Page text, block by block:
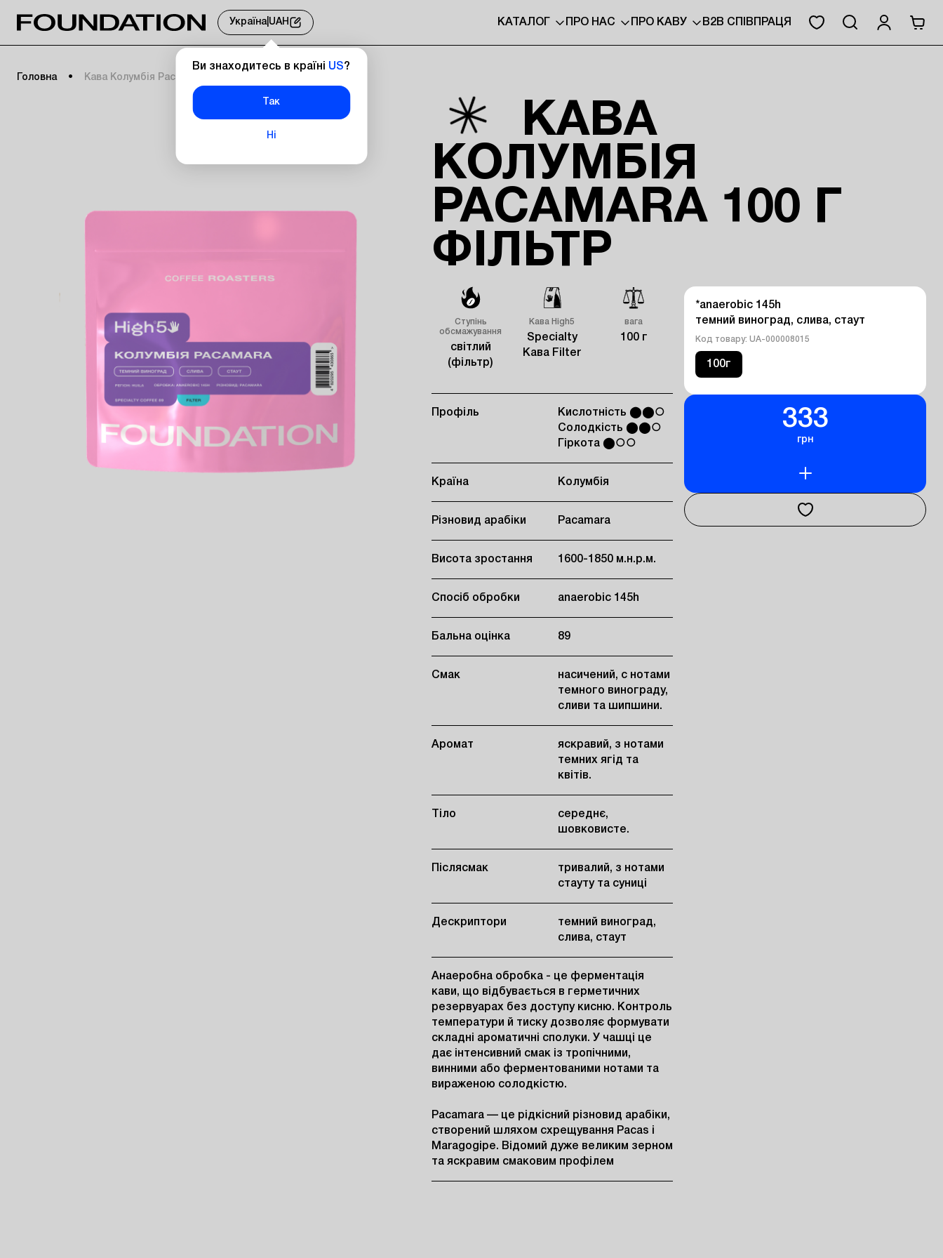
Україна| UAH
Ви знаходитесь в країні US?
Так
Ні
КАТАЛОГ ПРО НАС ПРО КАВУ B2B СПІВПРАЦЯ
Головна Кава Колумбія Pacamara 100 г фільтр
КАВА
КОЛУМБІЯ
PACAMARA 100 Г
ФІЛЬТР
*anaerobic 145h
темний виноград, слива, стаут
Код товару: UA-000008015
100г
333
грн
Ступінь
обсмажування
світлий
(фільтр)
Кава High5
Specialty
Кава Filter
вага
100 г
Профіль
Кислотність ⬤⬤○
Солодкість ⬤⬤○
Гіркота ⬤○○
Країна Колумбія
Різновид арабіки Pacamara
Висота зростання 1600-1850 м.н.р.м.
Спосіб обробки anaerobic 145h
Бальна оцінка 89
Смак
насичений, с нотами
темного винограду,
сливи та шипшини.
Аромат
яскравий, з нотами
темних ягід та
квітів.
Тіло
середнє,
шовковисте.
Післясмак
тривалий, з нотами
стауту та суниці
Дескриптори
темний виноград,
слива, стаут
Анаеробна обробка - це ферментація
кави, що відбувається в герметичних
резервуарах без доступу кисню. Контроль
температури й тиску дозволяє формувати
складні ароматичні сполуки. У чашці це
дає інтенсивний смак із тропічними,
винними або ферментованими нотами та
вираженою солодкістю.
Pacamara — це рідкісний різновид арабіки,
створений шляхом схрещування Pacas і
Maragogipe. Відомий дуже великим зерном
та яскравим смаковим профілем